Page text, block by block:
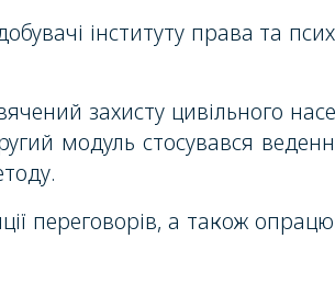
інституту права та
захисту цивільного
модуль стосувався
переговорів, а також